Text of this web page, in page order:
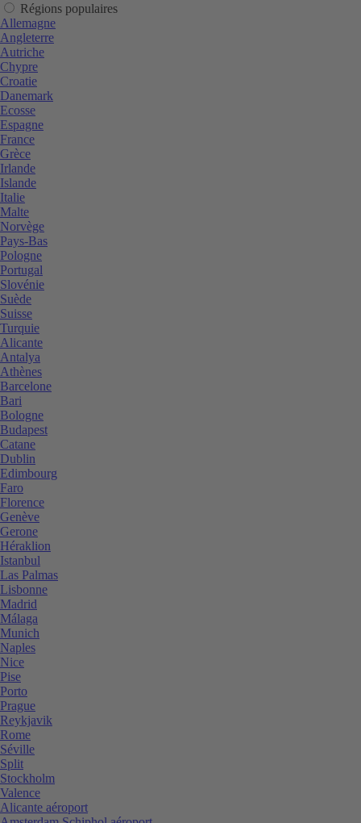
Régions populaires
Allemagne
Angleterre
Autriche
Chypre
Croatie
Danemark
Ecosse
Espagne
France
Grèce
Irlande
Islande
Italie
Malte
Norvège
Pays-Bas
Pologne
Portugal
Slovénie
Suède
Suisse
Turquie
Alicante
Antalya
Athènes
Barcelone
Bari
Bologne
Budapest
Catane
Dublin
Edimbourg
Faro
Florence
Genève
Gerone
Héraklion
Istanbul
Las Palmas
Lisbonne
Madrid
Málaga
Munich
Naples
Nice
Pise
Porto
Prague
Reykjavik
Rome
Séville
Split
Stockholm
Valence
Alicante aéroport